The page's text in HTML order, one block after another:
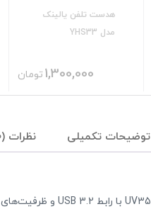
هدست تلفن یالینک
مدل YHS33
1,300,000 تومان
توضیحات تکمیلی نظرات (0)